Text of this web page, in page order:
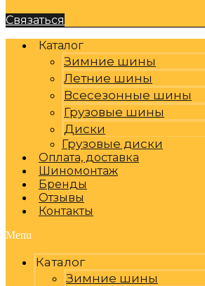
Связаться
Каталог
Зимние шины
Летние шины
Всесезонные шины
Грузовые шины
Диски
Грузовые диски
Оплата, доставка
Шиномонтаж
Бренды
Отзывы
Контакты
Menu
Каталог
Зимние шины